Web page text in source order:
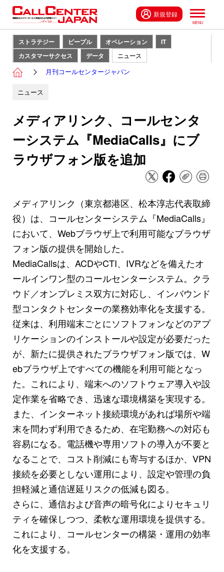
新規登録
ストラテジー ピープル オペレーション
IT
カスタマーサクセス
データ ニュース
月刊コールセンタージャパン
ニュース
メディアリンク、コールセンタ
ーシステム『MediaCalls』にブ
ラウザフォン版を追加
メディアリンク（東京都港区、松本淳志代表取締
役）は、コールセンターシステム『MediaCalls』
において、Webブラウザ上で利用可能なブラウザ
フォン版の提供を開始した。
MediaCallsは、ACDやCTI、IVRなどを備えたオ
ールインワン型のコールセンターシステム。クラ
ウド／オンプレミス双方に対応し、インバウンド
型コンタクトセンターの業務効率化を支援する。
従来は、利用端末ごとにソフトフォンなどのアプ
リケーションのインストールや設定が必要だった
が、新たに提供されたブラウザフォン版では、W
ebブラウザ上ですべての機能を利用可能となっ
た。これにより、端末へのソフトウェア導入や設
定作業を省略でき、迅速な環境構築を実現する。
また、インターネット接続環境があれば場所や端
末を問わず利用できるため、在宅勤務への対応も
容易になる。電話機や専用ソフトの導入が不要と
なることで、コスト削減にも寄与するほか、VPN
接続を必要としない運用により、設定や管理の負
担軽減と通信遅延リスクの低減も図る。
さらに、通信および音声の暗号化によりセキュリ
ティを確保しつつ、柔軟な運用環境を提供する。
これにより、コールセンターの構築・運用の効率
化を支援する。